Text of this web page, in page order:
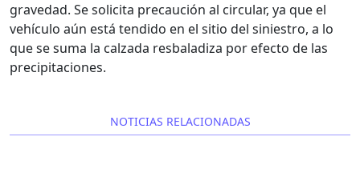
gravedad. Se solicita precaución al circular, ya que el
vehículo aún está tendido en el sitio del siniestro, a lo
que se suma la calzada resbaladiza por efecto de las
precipitaciones.
NOTICIAS RELACIONADAS